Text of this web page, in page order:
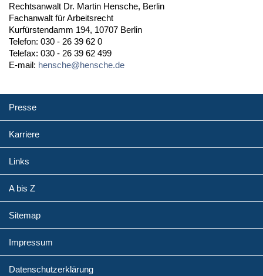
Rechtsanwalt Dr. Martin Hensche, Berlin
Fachanwalt für Arbeitsrecht
Kurfürstendamm 194, 10707 Berlin
Telefon: 030 - 26 39 62 0
Telefax: 030 - 26 39 62 499
E-mail: hensche@hensche.de
Presse
Karriere
Links
A bis Z
Sitemap
Impressum
Datenschutzerklärung